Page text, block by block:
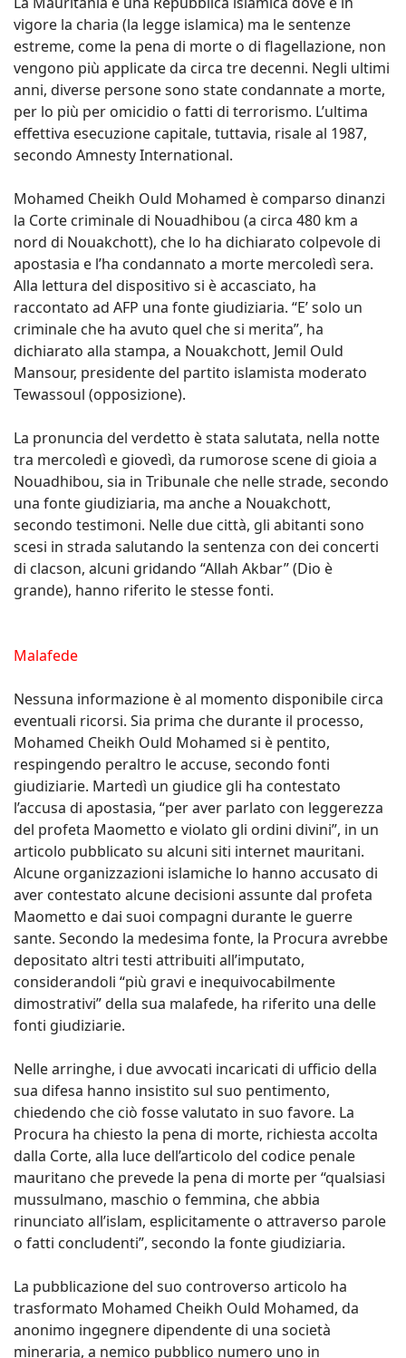
vigore la charia (la legge islamica) ma le sentenze
estreme, come la pena di morte o di flagellazione, non
vengono più applicate da circa tre decenni. Negli ultimi
anni, diverse persone sono state condannate a morte,
per lo più per omicidio o fatti di terrorismo. L’ultima
effettiva esecuzione capitale, tuttavia, risale al 1987,
secondo Amnesty International.
Mohamed Cheikh Ould Mohamed è comparso dinanzi
la Corte criminale di Nouadhibou (a circa 480 km a
nord di Nouakchott), che lo ha dichiarato colpevole di
apostasia e l’ha condannato a morte mercoledì sera.
Alla lettura del dispositivo si è accasciato, ha
raccontato ad AFP una fonte giudiziaria. “E’ solo un
criminale che ha avuto quel che si merita”, ha
dichiarato alla stampa, a Nouakchott, Jemil Ould
Mansour, presidente del partito islamista moderato
Tewassoul (opposizione).
La pronuncia del verdetto è stata salutata, nella notte
tra mercoledì e giovedì, da rumorose scene di gioia a
Nouadhibou, sia in Tribunale che nelle strade, secondo
una fonte giudiziaria, ma anche a Nouakchott,
secondo testimoni. Nelle due città, gli abitanti sono
scesi in strada salutando la sentenza con dei concerti
di clacson, alcuni gridando “Allah Akbar” (Dio è
grande), hanno riferito le stesse fonti.
Malafede
Nessuna informazione è al momento disponibile circa
eventuali ricorsi. Sia prima che durante il processo,
Mohamed Cheikh Ould Mohamed si è pentito,
respingendo peraltro le accuse, secondo fonti
giudiziarie. Martedì un giudice gli ha contestato
l’accusa di apostasia, “per aver parlato con leggerezza
del profeta Maometto e violato gli ordini divini”, in un
articolo pubblicato su alcuni siti internet mauritani.
Alcune organizzazioni islamiche lo hanno accusato di
aver contestato alcune decisioni assunte dal profeta
Maometto e dai suoi compagni durante le guerre
sante. Secondo la medesima fonte, la Procura avrebbe
depositato altri testi attribuiti all’imputato,
considerandoli “più gravi e inequivocabilmente
dimostrativi” della sua malafede, ha riferito una delle
fonti giudiziarie.
Nelle arringhe, i due avvocati incaricati di ufficio della
sua difesa hanno insistito sul suo pentimento,
chiedendo che ciò fosse valutato in suo favore. La
Procura ha chiesto la pena di morte, richiesta accolta
dalla Corte, alla luce dell’articolo del codice penale
mauritano che prevede la pena di morte per “qualsiasi
mussulmano, maschio o femmina, che abbia
rinunciato all’islam, esplicitamente o attraverso parole
o fatti concludenti”, secondo la fonte giudiziaria.
La pubblicazione del suo controverso articolo ha
trasformato Mohamed Cheikh Ould Mohamed, da
anonimo ingegnere dipendente di una società
mineraria, a nemico pubblico numero uno in